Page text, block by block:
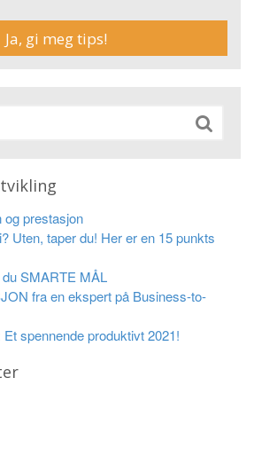
Ja, gi meg tips!
og prestasjon
Uten, taper du! Her er en 15 punkts
SMARTE MÅL
fra en ekspert på Business-to-
spennende produktivt 2021!